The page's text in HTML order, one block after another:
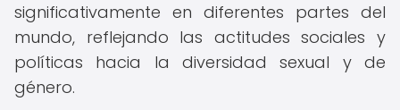
significativamente en diferentes partes del
mundo, reflejando las actitudes sociales y
políticas hacia la diversidad sexual y de
género.